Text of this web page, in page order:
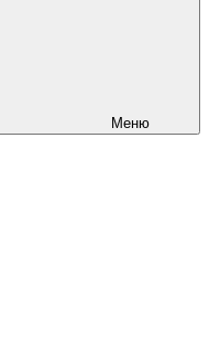
Меню